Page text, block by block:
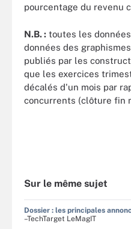
pourcentage du revenu
N.B. : toutes les
données des
publiés par les
que les exercices
décalés d'un mois par
concurrents (clôture fin
Sur le même sujet
Dossier : les principales
–TechTarget LeMagIT